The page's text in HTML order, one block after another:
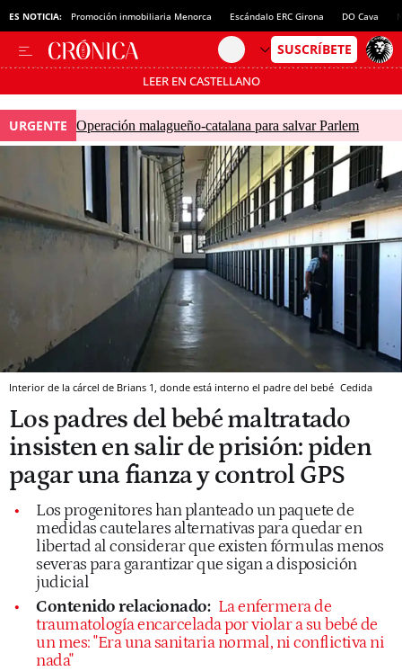
ES NOTICIA: Promoción inmobiliaria Menorca Escándalo ERC Girona DO Cava
LEER EN CASTELLANO
Pásate al MODO AHORRO
URGENTE Operación malagueño-catalana para salvar Parlem
Interior de la cárcel de Brians 1, donde está interno el padre del bebé Cedida
Los padres del bebé maltratado
insisten en salir de prisión: piden
pagar una fianza y control GPS
Los progenitores han planteado un paquete de
medidas cautelares alternativas para quedar en
libertad al considerar que existen fórmulas menos
severas para garantizar que sigan a disposición
judicial
Contenido relacionado: La enfermera de
traumatología encarcelada por violar a su bebé de
un mes: "Era una sanitaria normal, ni conflictiva ni
nada"